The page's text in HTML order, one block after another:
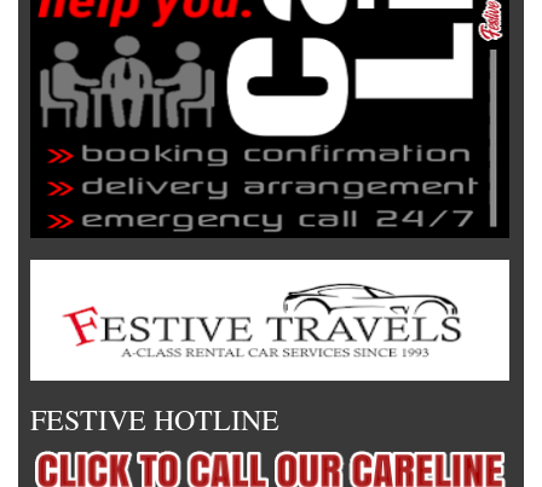
FESTIVE HOTLINE